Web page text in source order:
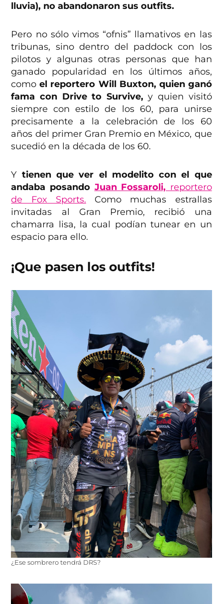
lluvia), no abandonaron sus outfits.
Pero no sólo vimos “ofnis” llamativos en las
tribunas, sino dentro del paddock con los
pilotos y algunas otras personas que han
ganado popularidad en los últimos años,
comoel reportero Will Buxton, quien ganó
fama con Drive to Survive,y quien visitó
siempre con estilo de los 60, para unirse
precisamente a la celebración de los 60
años del primer Gran Premio en México, que
sucedió en la década de los 60.
Y tienen que ver el modelito con el que
andaba posando Juan Fossaroli, reportero
de Fox Sports. Como muchas estrallas
invitadas al Gran Premio, recibió una
chamarra lisa, la cual podían tunear en un
espacio para ello.
¡Que pasen los outfits!
¿Ese sombrero tendrá DRS?